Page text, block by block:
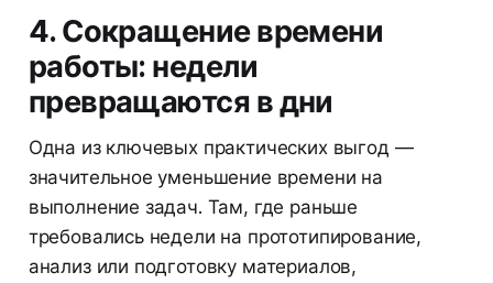
4. Сокращение времени
работы: недели
превращаются в дни
Одна из ключевых практических выгод —
значительное уменьшение времени на
выполнение задач. Там, где раньше
требовались недели на прототипирование,
анализ или подготовку материалов,